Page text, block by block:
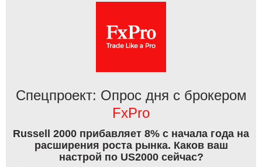
Спецпроект: Опрос дня с брокером
FxPro
Russell 2000 прибавляет 8% с начала года на
расширения роста рынка. Каков ваш
настрой по US2000 сейчас?